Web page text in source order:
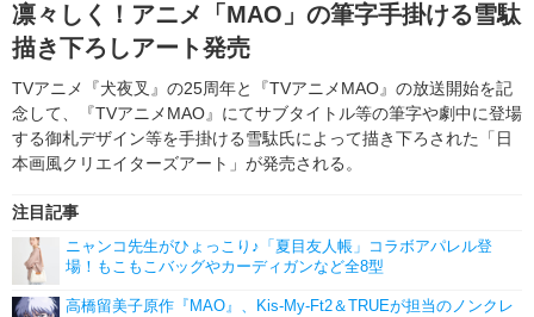
イベント 海外
ビジネス イベント
ゲーム 座談会
アニメ
アニメ！アニメ！TV ABEMA Cafe
連載・コラム
凛々しく！アニメ「MAO」の筆字手掛ける雪駄
描き下ろしアート発売
TVアニメ『犬夜叉』の25周年と『TVアニメMAO』の放送開始を記
念して、『TVアニメMAO』にてサブタイトル等の筆字や劇中に登場
する御札デザイン等を手掛ける雪駄氏によって描き下ろされた「日
本画風クリエイターズアート」が発売される。
注目記事
ニャンコ先生がひょっこり♪「夏目友人帳」コラボアパレル登
場！もこもこバッグやカーディガンなど全8型
高橋留美子原作『MAO』、Kis-My-Ft2＆TRUEが担当のノンクレ